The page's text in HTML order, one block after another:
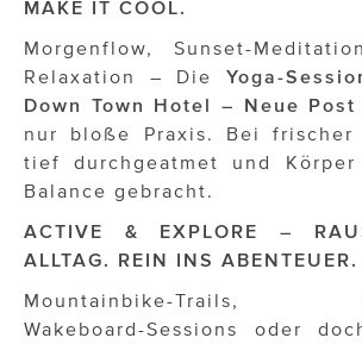
Upside Down Town Hotel – Neue
VieSFF – Vienna Spanish Film
ÜBER UNS
PRESS CONTACT
MAKE IT COOL.
Morgenflow, Sunset-
Relaxation – Die Yoga-
Down Town Hotel – Neue Post
nur bloße Praxis. Bei
tief durchgeatmet und
Balance gebracht.
ACTIVE & EXPLORE –
ALLTAG. REIN INS ABENTEUER.
Mountainbike-Trails,
Wakeboard-Sessions oder